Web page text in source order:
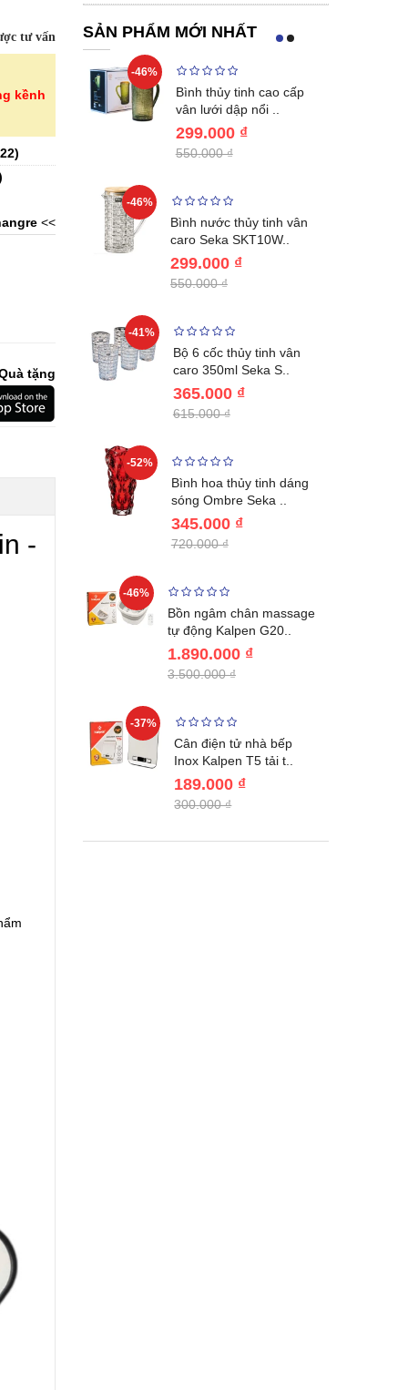
tư vấn
kềnh
)
<<
tặng
-
SẢN PHẨM MỚI NHẤT
cao cấp
LK24-
20..
Nhật..
-46%
Bình thủy tinh cao cấp
vân lưới dập nổi ..
299.000 ₫
550.000 ₫
-46%
Bình nước thủy tinh vân
caro Seka SKT10W..
299.000 ₫
550.000 ₫
-41%
Bộ 6 cốc thủy tinh vân
caro 350ml Seka S..
365.000 ₫
615.000 ₫
-52%
Bình hoa thủy tinh dáng
sóng Ombre Seka ..
345.000 ₫
720.000 ₫
-46%
Bồn ngâm chân massage
tự động Kalpen G20..
1.890.000 ₫
3.500.000 ₫
-37%
Cân điện tử nhà bếp
Inox Kalpen T5 tải t..
189.000 ₫
300.000 ₫